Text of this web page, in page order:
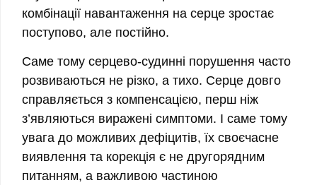
комбінації навантаження на серце зростає
поступово, але постійно.
Саме тому серцево-судинні порушення часто
розвиваються не різко, а тихо. Серце довго
справляється з компенсацією, перш ніж
з’являються виражені симптоми. І саме тому
увага до можливих дефіцитів, їх своєчасне
виявлення та корекція є не другорядним
питанням, а важливою частиною